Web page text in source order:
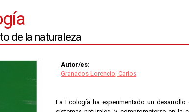
de la naturaleza
Autor/es:
Granados Lorencio, Carlos
La Ecología ha experimentado un